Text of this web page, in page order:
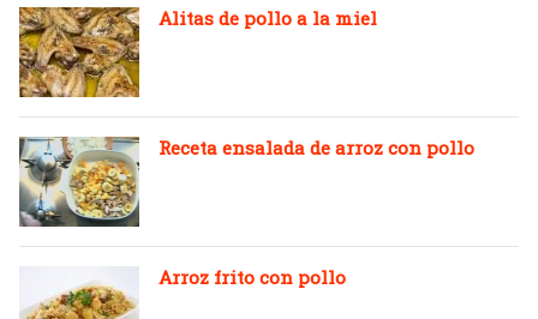
Alitas de pollo a la miel
Receta ensalada de arroz con pollo
Arroz frito con pollo